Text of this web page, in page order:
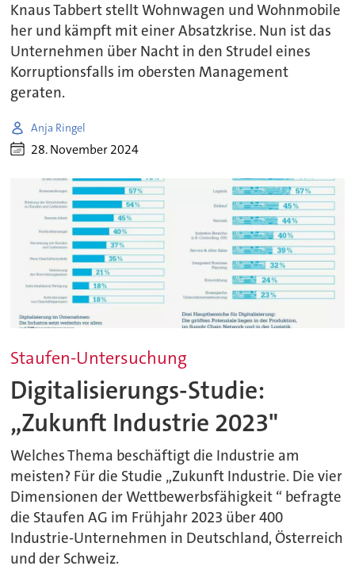
Knaus Tabbert stellt Wohnwagen und Wohnmobile
her und kämpft mit einer Absatzkrise. Nun ist das
Unternehmen über Nacht in den Strudel eines
Korruptionsfalls im obersten Management
geraten.
Anja Ringel
28. November 2024
Staufen-Untersuchung
Digitalisierungs-Studie:
„Zukunft Industrie 2023"
Welches Thema beschäftigt die Industrie am
meisten? Für die Studie „Zukunft Industrie. Die vier
Dimensionen der Wettbewerbsfähigkeit “ befragte
die Staufen AG im Frühjahr 2023 über 400
Industrie-Unternehmen in Deutschland, Österreich
und der Schweiz.